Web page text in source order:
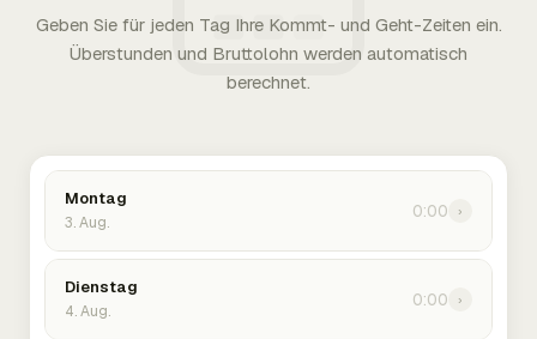
Geben Sie für jeden Tag Ihre Kommt- und Geht-Zeiten ein.
Überstunden und Bruttolohn werden automatisch
berechnet.
Montag
3. Aug.
0:00 ›
Dienstag
4. Aug.
0:00 ›